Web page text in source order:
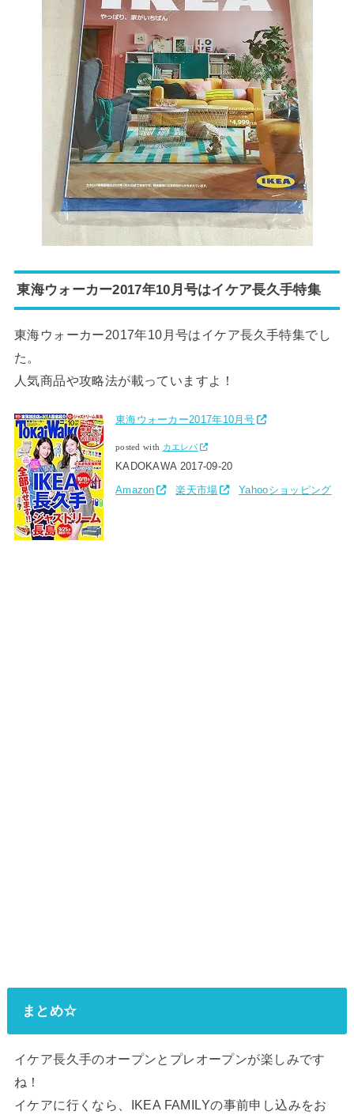
東海ウォーカー2017年10月号はイケア長久手特集
東海ウォーカー2017年10月号はイケア長久手特集でし
た。
人気商品や攻略法が載っていますよ！
東海ウォーカー2017年10月号
posted with カエレバ
KADOKAWA 2017-09-20
Amazon 楽天市場 Yahooショッピング
まとめ☆
イケア長久手のオープンとプレオープンが楽しみです
ね！
イケアに行くなら、IKEA FAMILYの事前申し込みをお